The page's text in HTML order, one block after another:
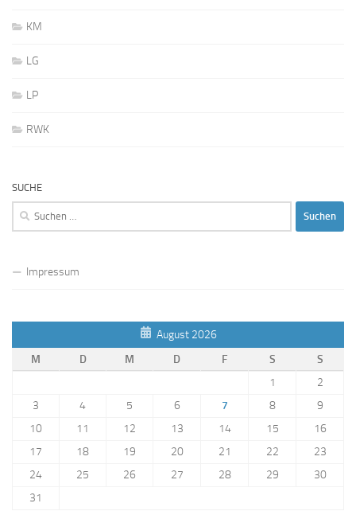
KM
LG
LP
RWK
SUCHE
Suchen
Impressum
August 2026
M
D M D F S
S
1
2
3
4 5 6 7 8
9
10
11 12 13 14 15
16
17
18 19 20 21 22
23
24
25 26 27 28 29
30
31